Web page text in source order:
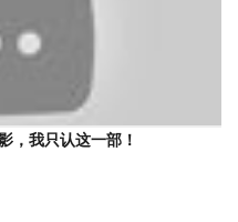
，我只认这一部！